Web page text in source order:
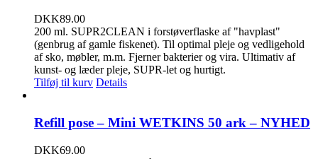
DKK89.00
200 ml. SUPR2CLEAN i forstøverflaske af "havplast"
(genbrug af gamle fiskenet). Til optimal pleje og vedligehold
af sko, møbler, m.m. Fjerner bakterier og vira. Ultimativ af
kunst- og læder pleje, SUPR-let og hurtigt.
Tilføj til kurv Details
Refill pose – Mini WETKINS 50 ark – NYHED
DKK69.00